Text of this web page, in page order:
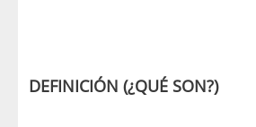
DEFINICIÓN (¿QUÉ SON?)